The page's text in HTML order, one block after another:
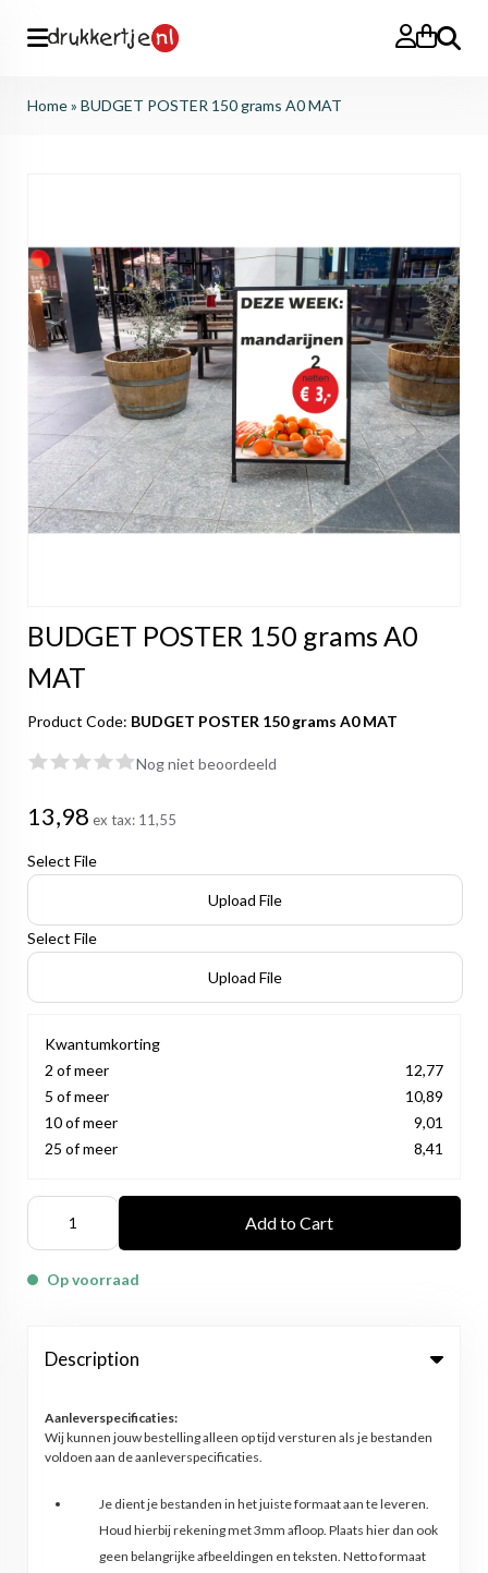
Search
Home» BUDGET POSTER 150 grams A0 MAT
BUDGET POSTER 150 grams A0
MAT
Product Code: BUDGET POSTER 150 grams A0 MAT
Nog niet beoordeeld
13,98 ex tax: 11,55
Select File
Upload File
Select File
Upload File
Kwantumkorting
2 of meer
12,77
5 of meer
10,89
10 of meer
9,01
25 of meer
8,41
Add to Cart
Op voorraad
Description
Aanleverspecificaties:
Wij kunnen jouw bestelling alleen op tijd versturen als je bestanden
voldoen aan de aanleverspecificaties.
Je dient je bestanden in het juiste formaat aan te leveren.
Houd hierbij rekening met 3mm afloop. Plaats hier dan ook
geen belangrijke afbeeldingen en teksten. Netto formaat